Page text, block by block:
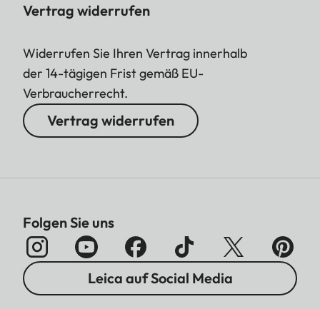
Vertrag widerrufen
Widerrufen Sie Ihren Vertrag innerhalb
der 14-tägigen Frist gemäß EU-
Verbraucherrecht.
Vertrag widerrufen
Folgen Sie uns
Leica auf Social Media